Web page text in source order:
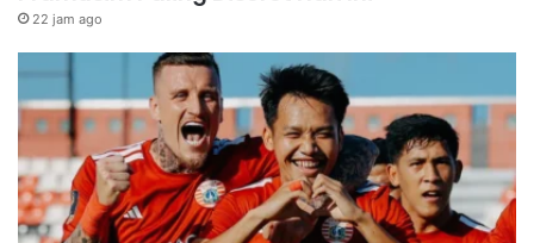
22 jam ago